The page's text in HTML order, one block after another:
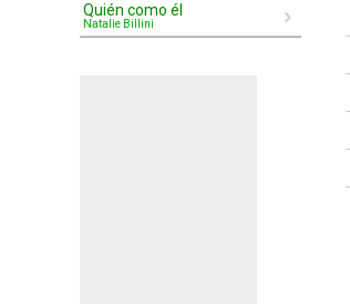
Quién como él
Natalie Billini